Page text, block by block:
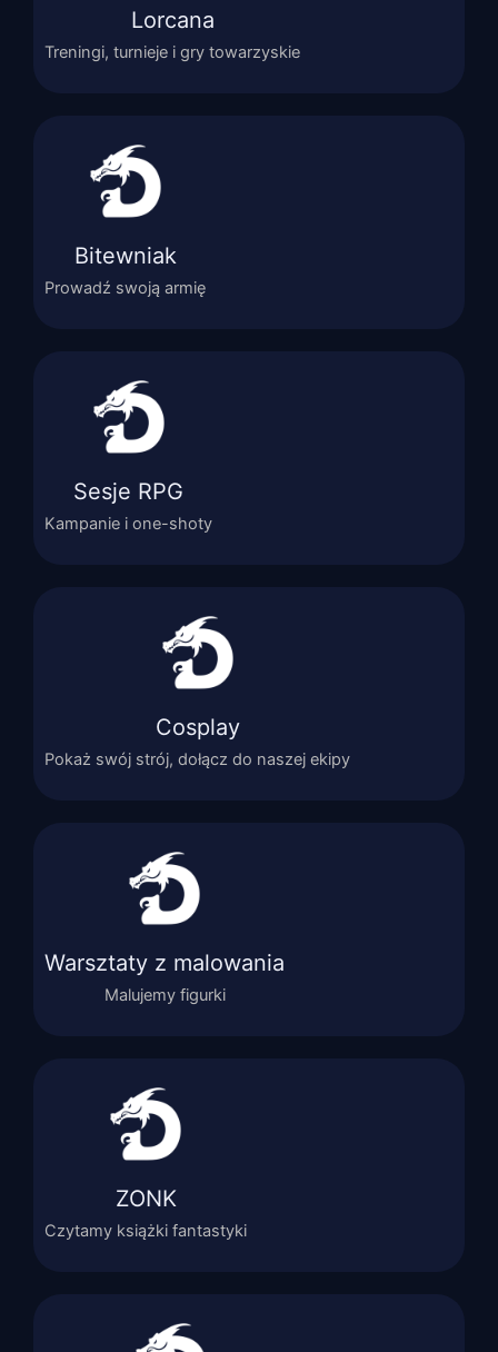
Lorcana
Treningi, turnieje i gry towarzyskie
Bitewniak
Prowadź swoją armię
Sesje RPG
Kampanie i one-shoty
Cosplay
Pokaż swój strój, dołącz do naszej ekipy
Warsztaty z malowania
Malujemy figurki
ZONK
Czytamy książki fantastyki